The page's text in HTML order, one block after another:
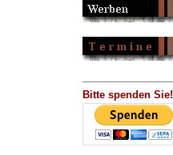
Bitte spenden Sie!